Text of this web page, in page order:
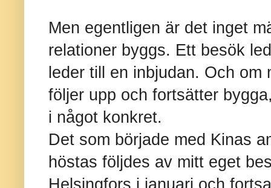
Men egentligen är det inget
relationer byggs. Ett besök
leder till en inbjudan. Och
följer upp och fortsätter
i något konkret.
Det som började med Kinas
höstas följdes av mitt eget
Helsingfors i januari och